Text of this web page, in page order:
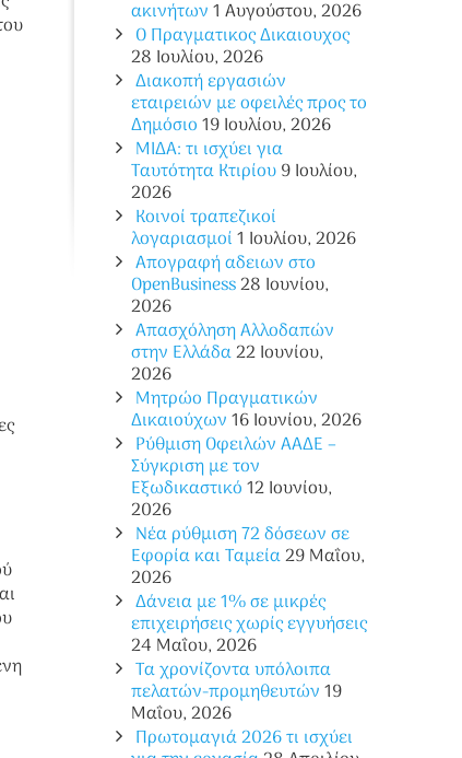
ακινήτων1 Αυγούστου, 2026
O Πραγματικος Δικαιουχος
28 Ιουλίου, 2026
Διακοπή εργασιών
εταιρειών με οφειλές προς το
Δημόσιο19 Ιουλίου, 2026
ΜΙΔΑ: τι ισχύει για
Ταυτότητα Κτιρίου9 Ιουλίου,
2026
Κοινοί τραπεζικοί
λογαριασμοί1 Ιουλίου, 2026
Απογραφή αδειων στο
OpenBusiness28 Ιουνίου,
2026
Απασχόληση Αλλοδαπών
στην Ελλάδα22 Ιουνίου,
2026
Μητρώο Πραγματικών
Δικαιούχων16 Ιουνίου, 2026
Ρύθμιση Οφειλών ΑΑΔΕ –
Σύγκριση με τον
Εξωδικαστικό12 Ιουνίου,
2026
Νέα ρύθμιση 72 δόσεων σε
Eφορία και Ταμεία29 Μαΐου,
2026
Δάνεια με 1% σε μικρές
επιχειρήσεις χωρίς εγγυήσεις
24 Μαΐου, 2026
Τα χρονίζοντα υπόλοιπα
πελατών-προμηθευτών19
Μαΐου, 2026
Πρωτομαγιά 2026 τι ισχύει